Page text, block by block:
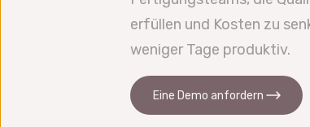
erfüllen und Kosten zu
weniger Tage produktiv.
Eine Demo anfordern